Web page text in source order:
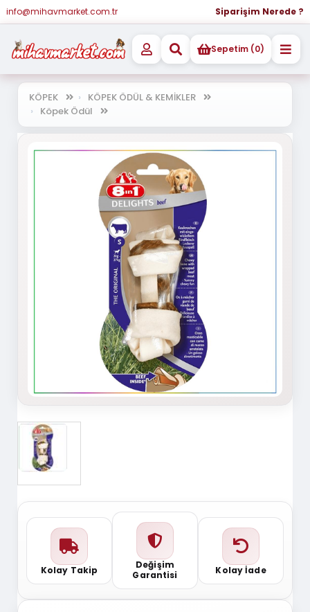
info@mihavmarket.com.tr Siparişim Nerede ?
Sepetim (0)
KÖPEK
KÖPEK ÖDÜL & KEMİKLER
Köpek Ödül
Kolay Takip
Değişim
Garantisi
Kolay İade